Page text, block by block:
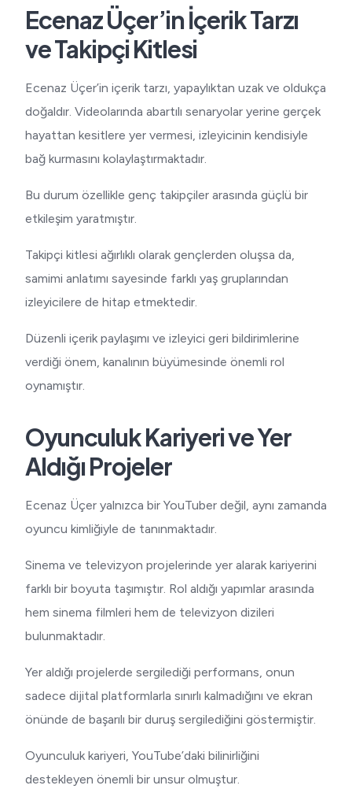
Ecenaz Üçer’in İçerik Tarzı
ve Takipçi Kitlesi
Ecenaz Üçer’in içerik tarzı, yapaylıktan uzak ve oldukça
doğaldır. Videolarında abartılı senaryolar yerine gerçek
hayattan kesitlere yer vermesi, izleyicinin kendisiyle
bağ kurmasını kolaylaştırmaktadır.
Bu durum özellikle genç takipçiler arasında güçlü bir
etkileşim yaratmıştır.
Takipçi kitlesi ağırlıklı olarak gençlerden oluşsa da,
samimi anlatımı sayesinde farklı yaş gruplarından
izleyicilere de hitap etmektedir.
Düzenli içerik paylaşımı ve izleyici geri bildirimlerine
verdiği önem, kanalının büyümesinde önemli rol
oynamıştır.
Oyunculuk Kariyeri ve Yer
Aldığı Projeler
Ecenaz Üçer yalnızca bir YouTuber değil, aynı zamanda
oyuncu kimliğiyle de tanınmaktadır.
Sinema ve televizyon projelerinde yer alarak kariyerini
farklı bir boyuta taşımıştır. Rol aldığı yapımlar arasında
hem sinema filmleri hem de televizyon dizileri
bulunmaktadır.
Yer aldığı projelerde sergilediği performans, onun
sadece dijital platformlarla sınırlı kalmadığını ve ekran
önünde de başarılı bir duruş sergilediğini göstermiştir.
Oyunculuk kariyeri, YouTube’daki bilinirliğini
destekleyen önemli bir unsur olmuştur.